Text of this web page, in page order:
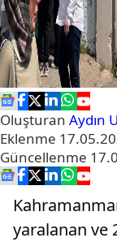
Oluşturan Aydın
Eklenme
Güncellenme
yaralanan ve